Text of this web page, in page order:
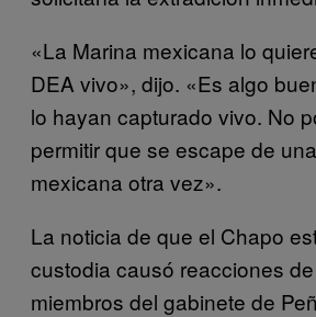
«La Marina mexicana lo
DEA vivo», dijo. «Es algo
lo hayan capturado vivo. No
permitir que se escape de
mexicana otra vez».
La noticia de que el Chapo
custodia causó reacciones
miembros del gabinete de